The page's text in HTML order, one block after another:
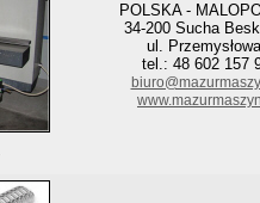
POLSKA -
34-200 Sucha
ul.
tel.: 48 602 157